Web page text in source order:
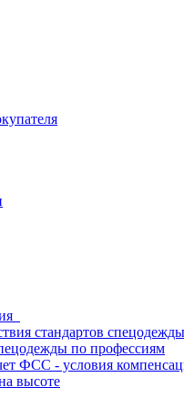
стандартов спецодежды
по профессиям
ФСС - условия
высоте